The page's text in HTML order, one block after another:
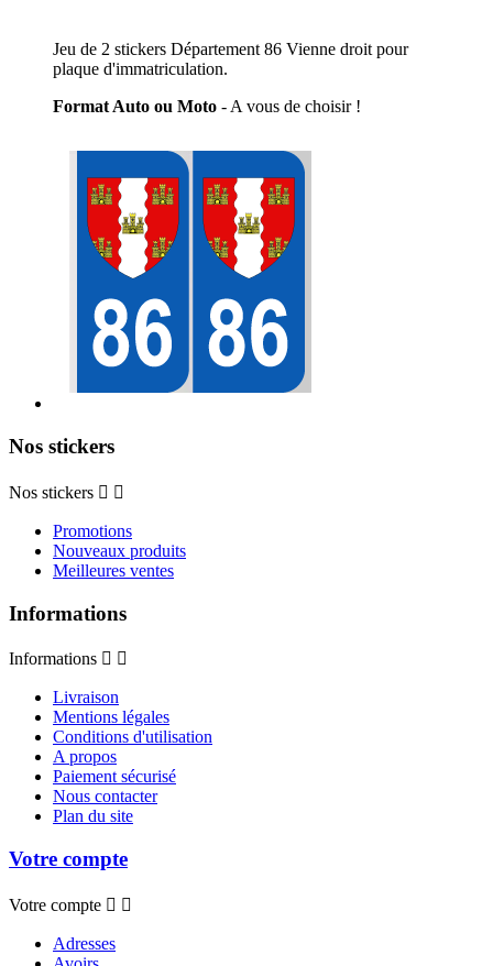
Jeu de 2 stickers Département 86 Vienne droit pour
plaque d'immatriculation.
Format Auto ou Moto - A vous de choisir !
Nos stickers
Nos stickers  
Promotions
Nouveaux produits
Meilleures ventes
Informations
Informations  
Livraison
Mentions légales
Conditions d'utilisation
A propos
Paiement sécurisé
Nous contacter
Plan du site
Votre compte
Votre compte  
Adresses